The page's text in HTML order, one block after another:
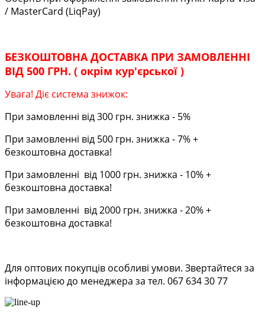
/ MasterCard (LiqPay)
БЕЗКОШТОВНА ДОСТАВКА ПРИ ЗАМОВЛЕННІ
ВІД 500 ГРН. ( окрім кур'єрської )
Увага! Діє система знижок:
При замовленні від 300 грн. знижка - 5%
При замовленні від 500 грн. знижка - 7% +
безкоштовна доставка!
При замовленні від 1000 грн. знижка - 10% +
безкоштовна доставка!
При замовленні від 2000 грн. знижка - 20% +
безкоштовна доставка!
Для оптових покупців особливі умови. Звертайтеся за
інформацією до менеджера за тел. 067 634 30 77